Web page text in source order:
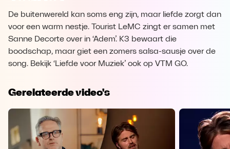
De buitenwereld kan soms eng zijn, maar liefde zorgt dan
voor een warm nestje. Tourist LeMC zingt er samen met
Sanne Decorte over in ‘Adem’. K3 bewaart die
boodschap, maar giet een zomers salsa-sausje over de
song. Bekijk ‘Liefde voor Muziek’ ook op VTM GO.
Gerelateerde video's